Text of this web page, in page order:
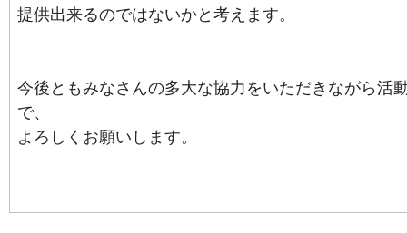
提供出来るのではないかと考えます。
今後ともみなさんの多大な協力をいただきながら活
で、
よろしくお願いします。